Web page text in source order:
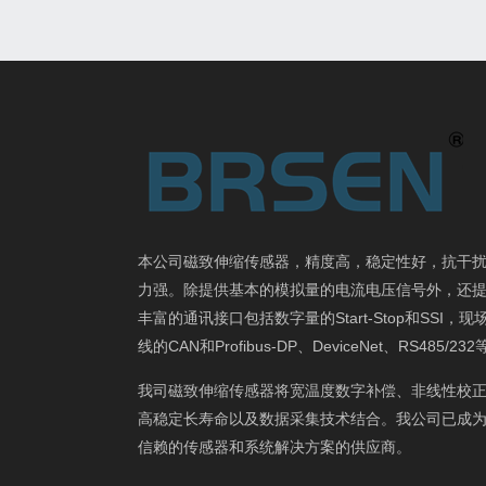
本公司磁致伸缩传感器，精度高，稳定性好，抗干
力强。除提供基本的模拟量的电流电压信号外，还
丰富的通讯接口包括数字量的Start-Stop和SSI，现
线的CAN和Profibus-DP、DeviceNet、RS485/232
我司磁致伸缩传感器将宽温度数字补偿、非线性校
高稳定长寿命以及数据采集技术结合。我公司已成
信赖的传感器和系统解决方案的供应商。